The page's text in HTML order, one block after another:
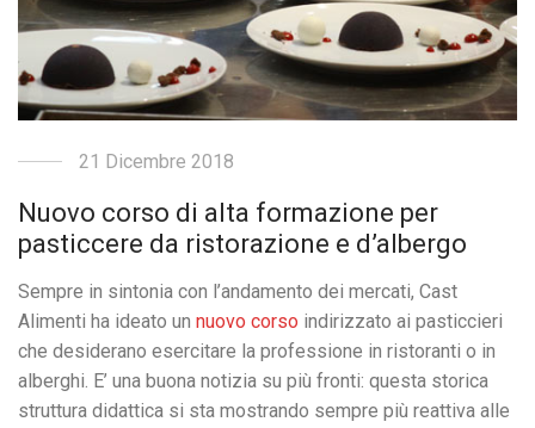
21 Dicembre 2018
Nuovo corso di alta formazione per
pasticcere da ristorazione e d’albergo
Sempre in sintonia con l’andamento dei mercati, Cast
Alimenti ha ideato unnuovo corso indirizzato ai pasticcieri
che desiderano esercitare la professione in ristoranti o in
alberghi. E’ una buona notizia su più fronti: questa storica
struttura didattica si sta mostrando sempre più reattiva alle